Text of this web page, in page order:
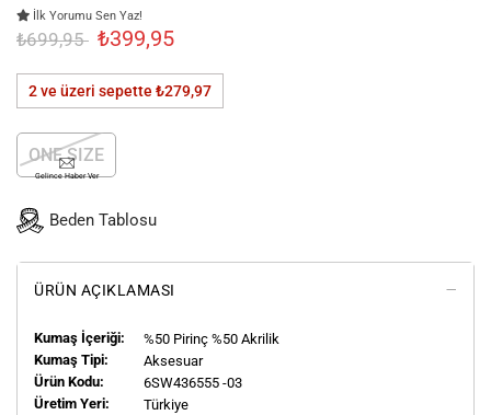
İlk Yorumu Sen Yaz!
₺699,95 ₺399,95
2 ve üzeri sepette ₺279,97
ONE SIZE
Gelince Haber Ver
Beden Tablosu
ÜRÜN AÇIKLAMASI
Kumaş İçeriği:
%50 Pirinç %50 Akrilik
Kumaş Tipi:
Aksesuar
Ürün Kodu:
6SW436555 -03
Üretim Yeri:
Türkiye